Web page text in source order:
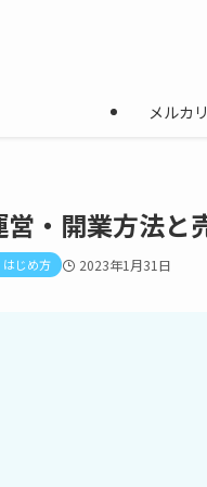
メルカ
・開業方法
はじめ方 2023年1月31日